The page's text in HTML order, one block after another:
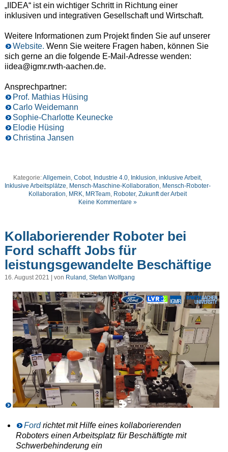
„IIDEA“ ist ein wichtiger Schritt in Richtung einer
inklusiven und integrativen Gesellschaft und Wirtschaft.
Weitere Informationen zum Projekt finden Sie auf unserer
Website. Wenn Sie weitere Fragen haben, können Sie
sich gerne an die folgende E-Mail-Adresse wenden:
iidea@igmr.rwth-aachen.de.
Ansprechpartner:
Prof. Mathias Hüsing
Carlo Weidemann
Sophie-Charlotte Keunecke
Elodie Hüsing
Christina Jansen
Kategorie:Allgemein,Cobot, Industrie 4.0, Inklusion,inklusive Arbeit,
Inklusive Arbeitsplätze, Mensch-Maschine-Kollaboration, Mensch-Roboter-
Kollaboration, MRK, MRTeam, Roboter,Zukunft der Arbeit
Keine Kommentare »
Kollaborierender Roboter bei
Ford schafft Jobs für
leistungsgewandelte Beschäftige
16. August 2021 | von Ruland, Stefan Wolfgang
Fordrichtet mit Hilfe eines kollaborierenden
Roboters einen Arbeitsplatz für Beschäftigte mit
Schwerbehinderung ein